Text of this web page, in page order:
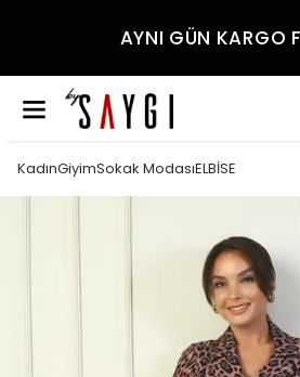
AYNI GÜN KARGO
KadınGiyimSokak ModasıELBİSE